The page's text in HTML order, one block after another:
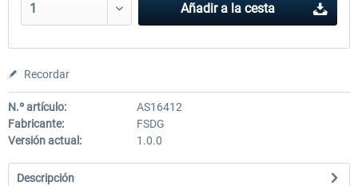
Añadir a la cesta
Recordar
N.º artículo:
AS16412
Fabricante:
FSDG
Versión actual:
1.0.0
Descripción